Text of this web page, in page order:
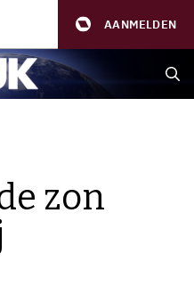
AANMELDEN
zon